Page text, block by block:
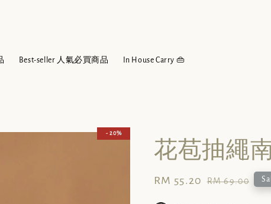
Best-seller 人氣必買商品 In House Carry 👜
- 20%
花苞抽繩
Sale
RM 55.20 Regular
RM 69.00